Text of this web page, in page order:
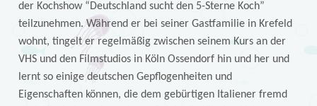
der Kochshow “Deutschland sucht den 5-Sterne Koch”
teilzunehmen. Während er bei seiner Gastfamilie in Krefeld
wohnt, tingelt er regelmäßig zwischen seinem Kurs an der
VHS und den Filmstudios in Köln Ossendorf hin und her und
lernt so einige deutschen Gepflogenheiten und
Eigenschaften können, die dem gebürtigen Italiener fremd